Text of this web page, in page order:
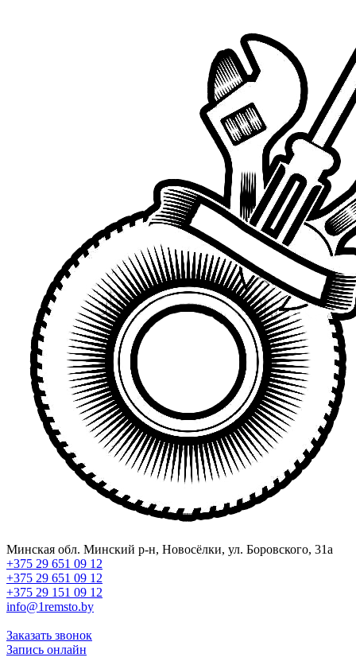
Минская обл. Минский р-н, Новосёлки, ул. Боровского, 31а
+375 29 651 09 12
+375 29 651 09 12
+375 29 151 09 12
info@1remsto.by
Заказать звонок
Запись онлайн